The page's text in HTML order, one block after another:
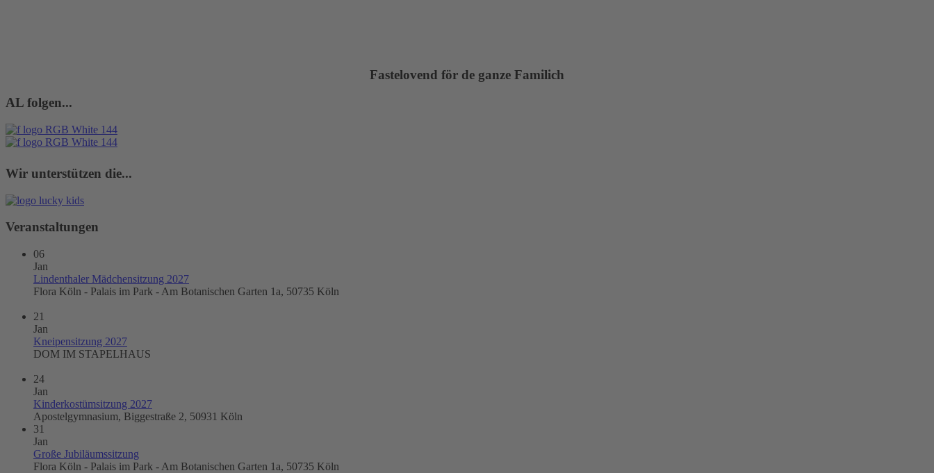
Fastelovend för de ganze Familich
AL folgen...
Wir unterstützen die...
Veranstaltungen
06
Jan
Lindenthaler Mädchensitzung 2027
Flora Köln - Palais im Park - Am Botanischen Garten 1a, 50735 Köln
21
Jan
Kneipensitzung 2027
DOM IM STAPELHAUS
24
Jan
Kinderkostümsitzung 2027
Apostelgymnasium, Biggestraße 2, 50931 Köln
31
Jan
Große Jubiläumssitzung
Flora Köln - Palais im Park - Am Botanischen Garten 1a, 50735 Köln